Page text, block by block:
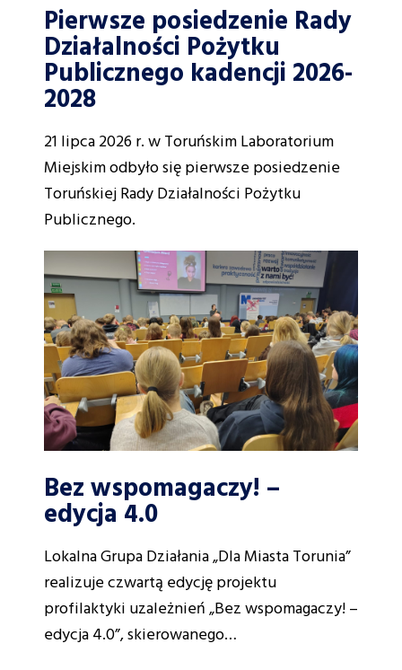
Pierwsze posiedzenie Rady
Działalności Pożytku
Publicznego kadencji 2026-
2028
21 lipca 2026 r. w Toruńskim Laboratorium
Miejskim odbyło się pierwsze posiedzenie
Toruńskiej Rady Działalności Pożytku
Publicznego.
Bez wspomagaczy! –
edycja 4.0
Lokalna Grupa Działania „Dla Miasta Torunia”
realizuje czwartą edycję projektu
profilaktyki uzależnień „Bez wspomagaczy! –
edycja 4.0”, skierowanego…